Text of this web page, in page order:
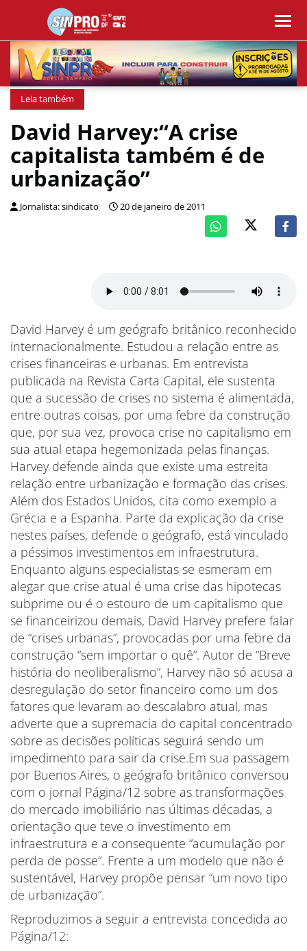
Leia também
David Harvey:“A crise
capitalista também é de
urbanização”
Jornalista: sindicato 20 de janeiro de 2011
David Harvey é um geógrafo britânico reconhecido
internacionalmente. Estudou a relação entre as
crises financeiras e urbanas. Em entrevista
publicada na Revista Carta Capital, ele sustenta
que a sucessão de crises no sistema é alimentada,
entre outras coisas, por uma febre da construção
que, por sua vez, provoca crise no capitalismo em
sua atual etapa hegemonizada pelas finanças.
Harvey defende ainda que existe uma estreita
relação entre urbanização e formação das crises.
Além dos Estados Unidos, cita como exemplo a
Grécia e a Espanha. Parte da explicação da crise
nestes países, defende o geógrafo, está vinculado
a péssimos investimentos em infraestrutura.
Enquanto alguns especialistas se esmeram em
alegar que crise atual é uma crise das hipotecas
subprime ou é o estouro de um capitalismo que
se financeirizou demais, David Harvey prefere falar
de “crises urbanas”, provocadas por uma febre da
construção “sem importar o quê”. Autor de “Breve
história do neoliberalismo”, Harvey não só acusa a
desregulação do setor financeiro como um dos
fatores que levaram ao descalabro atual, mas
adverte que a supremacia do capital concentrado
sobre as decisões políticas seguirá sendo um
impedimento para sair da crise.Em sua passagem
por Buenos Aires, o geógrafo britânico conversou
com o jornal Página/12 sobre as transformações
do mercado imobiliário nas últimas décadas, a
orientação que teve o investimento em
infraestrutura e a consequente “acumulação por
perda de posse”. Frente a um modelo que não é
sustentável, Harvey propõe pensar “um novo tipo
de urbanização”.
Reproduzimos a seguir a entrevista concedida ao
Página/12: